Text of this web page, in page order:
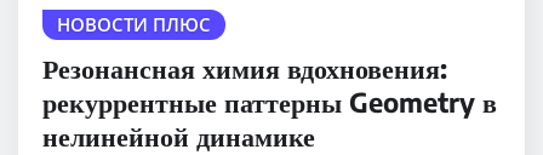
НОВОСТИ ПЛЮС
Резонансная химия вдохновения:
рекуррентные паттерны Geometry в
нелинейной динамике